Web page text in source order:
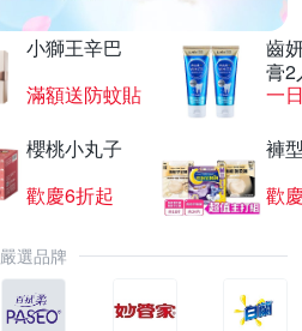
小獅王辛巴
滿額送防蚊貼
齒
膏2
一
櫻桃小丸子
歡慶6折起
褲
歡
嚴選品牌